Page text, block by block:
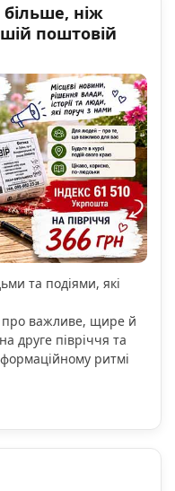
ніж
поштовій
та подіями, які
важливе, щире й
друге півріччя та
ритмі